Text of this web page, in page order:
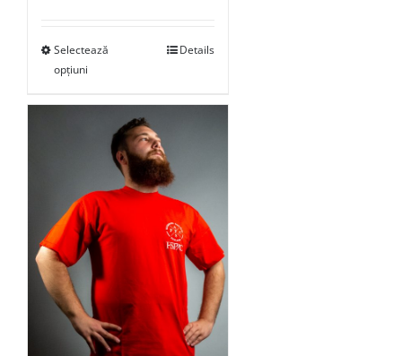
Selectează
opțiuni
Details